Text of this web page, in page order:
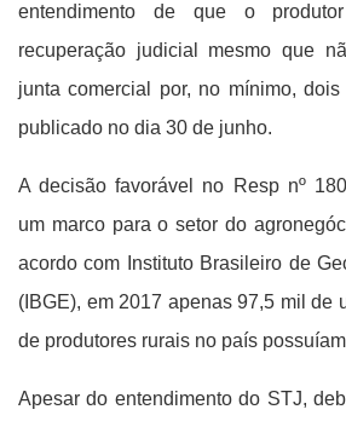
entendimento de que o
recuperação judicial mesmo que
junta comercial por, no mínimo,
publicado no dia 30 de junho.
A decisão favorável no Resp nº
um marco para o setor do
acordo com Instituto Brasileiro de
(IBGE), em 2017 apenas 97,5 mil de
de produtores rurais no país
Apesar do entendimento do STJ,